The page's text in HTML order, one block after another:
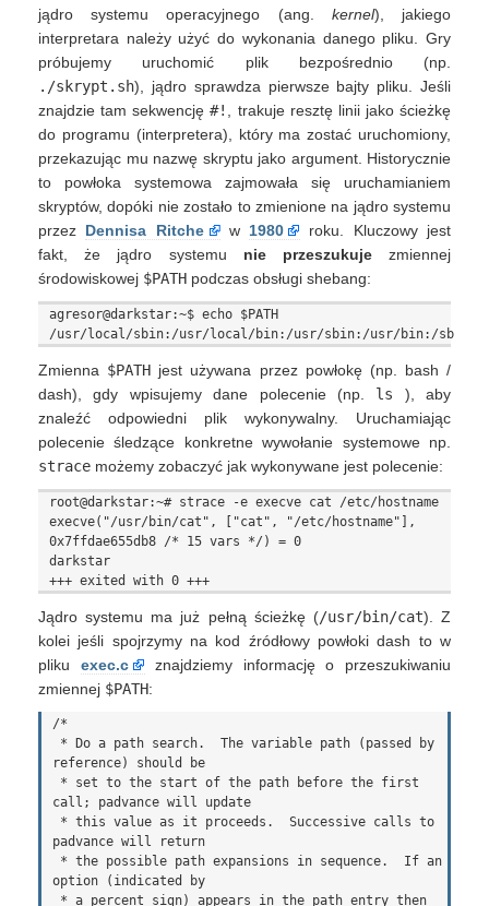
jądro systemu operacyjnego (ang. kernel), jakiego
interpretara należy użyć do wykonania danego pliku. Gry
próbujemy uruchomić plik bezpośrednio (np.
./skrypt.sh), jądro sprawdza pierwsze bajty pliku. Jeśli
znajdzie tam sekwencję#!
, trakuje resztę linii jako ścieżkę
do programu (interpretera), który ma zostać uruchomiony,
przekazując mu nazwę skryptu jako argument. Historycznie
to powłoka systemowa zajmowała się uruchamianiem
skryptów, dopóki nie zostało to zmienione na jądro systemu
przez Dennisa Ritche w 1980
roku. Kluczowy jest
fakt, że jądro systemu nie przeszukujezmiennej
środowiskowej $PATH podczas obsługi shebang:
agresor@darkstar:~$ echo $PATH
Zmienna $PATH jest używana przez powłokę (np. bash /
dash), gdy wpisujemy dane polecenie (np. ls ), aby
znaleźć odpowiedni plik wykonywalny. Uruchamiając
polecenie śledzące konkretne wywołanie systemowe np.
strace możemy zobaczyć jak wykonywane jest polecenie:
root@darkstar:~# strace -e execve cat /etc/hostname
execve("/usr/bin/cat", ["cat", "/etc/hostname"],
0x7ffdae655db8 /* 15 vars */) = 0
darkstar
Jądro systemu ma już pełną ścieżkę (/usr/bin/cat). Z
kolei jeśli spojrzymy na kod źródłowy powłoki dash to w
pliku exec.c
znajdziemy informację o przeszukiwaniu
zmiennej $PATH:
/*
reference) should be
call; padvance will update
padvance will return
option (indicated by